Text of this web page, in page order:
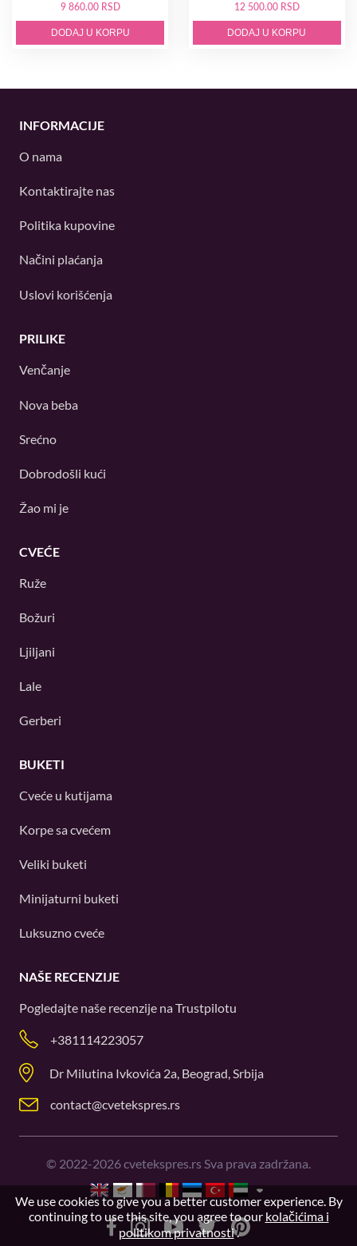
9 860.00 RSD
DODAJ U KORPU
12 500.00 RSD
DODAJ U KORPU
INFORMACIJE
O nama
Kontaktirajte nas
Politika kupovine
Načini plaćanja
Uslovi korišćenja
PRILIKE
Venčanje
Nova beba
Srećno
Dobrodošli kući
Žao mi je
CVEĆE
Ruže
Božuri
Ljiljani
Lale
Gerberi
BUKETI
Cveće u kutijama
Korpe sa cvećem
Veliki buketi
Minijaturni buketi
Luksuzno cveće
NAŠE RECENZIJE
Pogledajte naše recenzije naTrustpilotu
+381114223057
Dr Milutina Ivkovića 2a, Beograd, Srbija
contact@cvetekspres.rs
© 2022-2026cvetekspres.rs Sva prava zadržana.
We use cookies to give you a better customer experience. By
continuing to use this site, you agree to our kolačićima i
politikom privatnosti.